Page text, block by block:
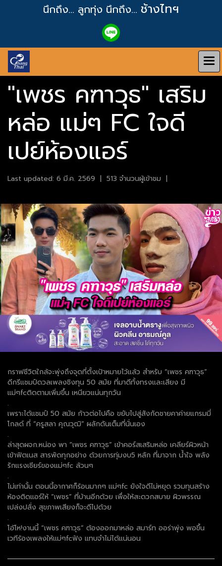
นึกถึง... ลูกทุ่ง นึกถึง... ช้างไทฯ
"เพชร คฑาวุธ" เสริม
หล่อ แม่ๆ FC ใจดี
เปย์ห้องแอร์
Last updated: 6 มี.ค. 2569 | 513 จำนวนผู้เข้าชม |
กราฟชีวิตใกล้จะพุ่งถึงจุดที่ตั้งเป้าหมายไว้แล้ว สำหรับ “เพชร คฑาวุธ”
ดีกรีแชมป์ดวลเพลงชิงทุน 50 สมัย ที่มาดีทั้งทรงและเสียง มี
แม่ๆfcติดตามเพิ่มขึ้น เหนียวแน่นทุกวัน
.
เพราะได้แชมป์ 50 สมัย ก้าวต่อไปคือ ขยับไปสู่สังกัดชายคาค่ายแกรมมี่
โกลด์ ที่ “ครูสลา คุณวุฒิ” ผลักดันเต็มที่นั่นเอง
.
ล่าสุดผจก.หน่อง พา “เพชร คฑาวุธ” เข้าคอร์สเสริมหล่อ เคลียร์ผิวหน้า
เข้าฟิตเนส สารพัดทุกอย่าง ด้วยการทุ่มงบ5 หลัก ที่มาจาก น้ำใจ พลัง
รักแรงเชียร์ของแม่ๆfc ล้วนๆ
.
ไม่เท่านั้น ตอนนี้อากาศก็ร้อนมากๆ แม่ๆfc ยังใจดีไม่หยุด รวมทุนสร้าง
ห้องติดแอร์ให้ “เพชร” ที่บ้านอีกด้วย เพื่อให้สะดวกสบาย ผิวพรรณ
เปล่งปลั่ง สุขภาพเสียงก็จะดีไปด้วย
.
โอ้โห!งานนี้ “เพชร คฑาวุธ” ต้องออกมาหล่อ สมาร์ท ออร่าพุ่ง พอขึ้น
เวทีร้องเพลงให้แม่ๆfcฟัง แทบจำไม่ได้แน่นอน